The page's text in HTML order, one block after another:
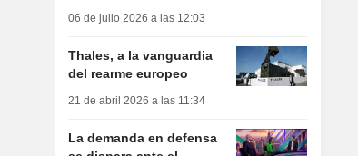
06 de julio 2026 a las 12:03
Thales, a la vanguardia
del rearme europeo
21 de abril 2026 a las 11:34
La demanda en defensa